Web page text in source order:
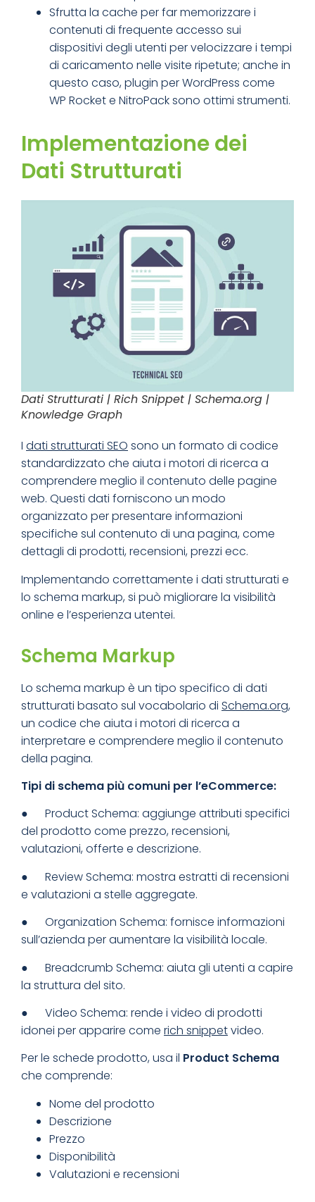
Sfrutta la cache per far memorizzare i
contenuti di frequente accesso sui
dispositivi degli utenti per velocizzare i tempi
di caricamento nelle visite ripetute; anche in
questo caso, plugin per WordPress come
WP Rocket e NitroPack sono ottimi strumenti.
Implementazione dei
Dati Strutturati
Dati Strutturati | Rich Snippet | Schema.org |
Knowledge Graph
I dati strutturati SEO sono un formato di codice
standardizzato che aiuta i motori di ricerca a
comprendere meglio il contenuto delle pagine
web. Questi dati forniscono un modo
organizzato per presentare informazioni
specifiche sul contenuto di una pagina, come
dettagli di prodotti, recensioni, prezzi ecc.
Implementando correttamente i dati strutturati e
lo schema markup, si può migliorare la visibilità
online e l’esperienza utentei.
Schema Markup
Lo schema markup è un tipo specifico di dati
strutturati basato sul vocabolario di Schema.org,
un codice che aiuta i motori di ricerca a
interpretare e comprendere meglio il contenuto
della pagina.
Tipi di schema più comuni per l’eCommerce:
● Product Schema: aggiunge attributi specifici
del prodotto come prezzo, recensioni,
valutazioni, offerte e descrizione.
● Review Schema: mostra estratti di recensioni
e valutazioni a stelle aggregate.
● Organization Schema: fornisce informazioni
sull’azienda per aumentare la visibilità locale.
● Breadcrumb Schema: aiuta gli utenti a capire
la struttura del sito.
● Video Schema: rende i video di prodotti
idonei per apparire come rich snippetvideo.
Per le schede prodotto, usa il Product Schema
che comprende:
Nome del prodotto
Descrizione
Prezzo
Disponibilità
Valutazioni e recensioni